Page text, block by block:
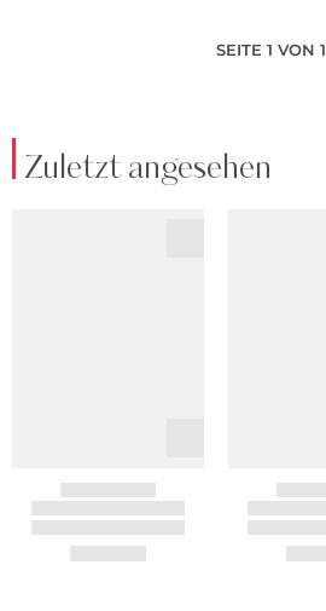
SEITE 1 VON 1
Zuletzt angesehen